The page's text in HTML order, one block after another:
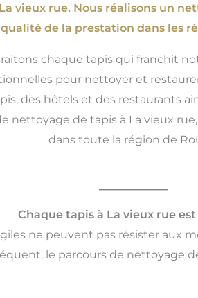
vieux rue. Nous réalisons un
qualité de la prestation dans les
chaque tapis qui franchit
pour nettoyer et
des hôtels et des restaurants
nettoyage de tapis à La vieux
dans toute la région de
Chaque tapis à La vieux rue
ne peuvent pas résister aux
le parcours de nettoyage